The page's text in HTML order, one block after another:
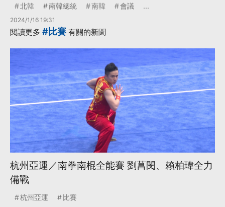
北韓 南韓總統 南韓 會議 ...
2024/1/16 19:31
閱讀更多 #比賽 有關的新聞
杭州亞運／南拳南棍全能賽 劉菖閔、賴柏瑋全力
備戰
杭州亞運 比賽